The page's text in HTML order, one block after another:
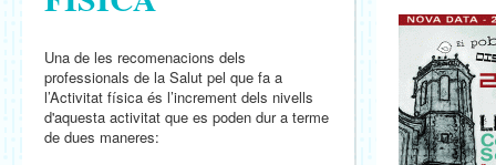
Una de les recomenacions dels
professionals de la Salut pel que fa a
l’Activitat física és l’increment dels nivells
d'aquesta activitat que es poden dur a terme
de dues maneres: